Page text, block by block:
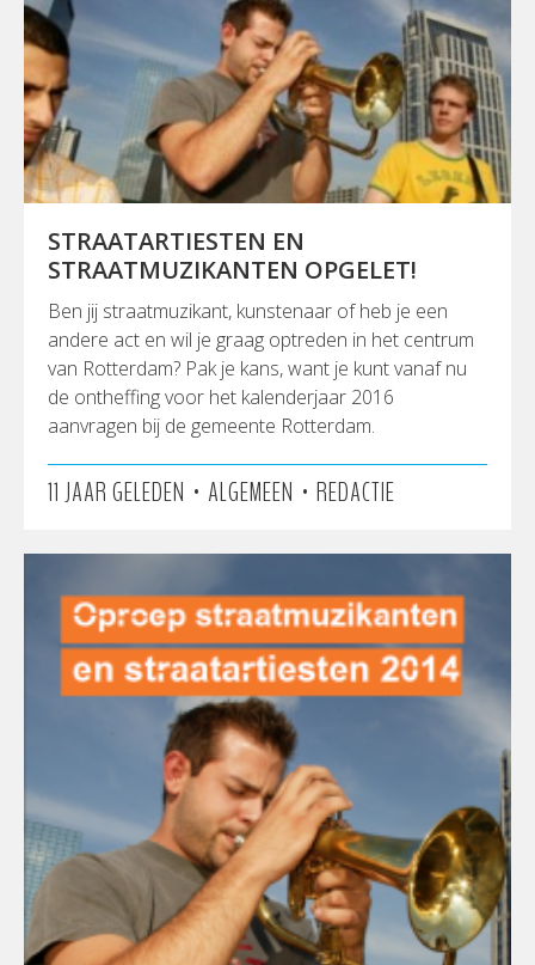
STRAATARTIESTEN EN
STRAATMUZIKANTEN OPGELET!
Ben jij straatmuzikant, kunstenaar of heb je een
andere act en wil je graag optreden in het centrum
van Rotterdam? Pak je kans, want je kunt vanaf nu
de ontheffing voor het kalenderjaar 2016
aanvragen bij de gemeente Rotterdam.
11 JAAR GELEDEN • ALGEMEEN • REDACTIE